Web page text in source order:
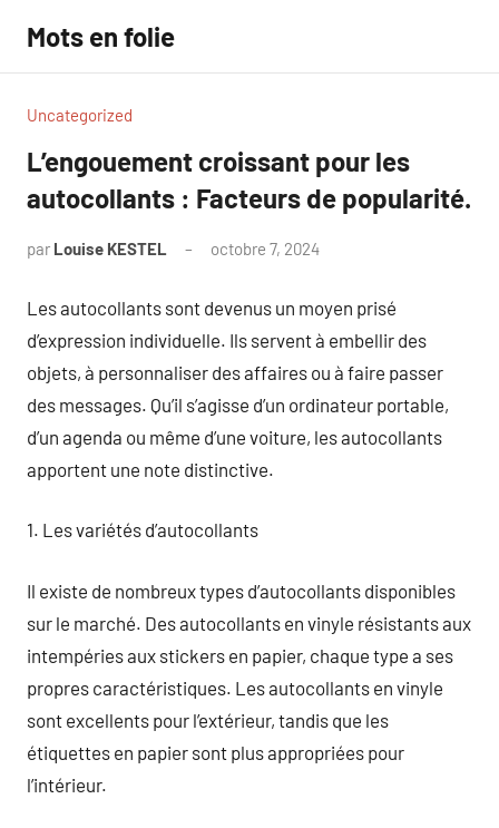
contenu
Mots en folie
Uncategorized
L’engouement croissant pour les
autocollants : Facteurs de popularité.
par Louise KESTEL octobre 7, 2024
Les autocollants sont devenus un moyen prisé
d’expression individuelle. Ils servent à embellir des
objets, à personnaliser des affaires ou à faire passer
des messages. Qu’il s’agisse d’un ordinateur portable,
d’un agenda ou même d’une voiture, les autocollants
apportent une note distinctive.
1. Les variétés d’autocollants
Il existe de nombreux types d’autocollants disponibles
sur le marché. Des autocollants en vinyle résistants aux
intempéries aux stickers en papier, chaque type a ses
propres caractéristiques. Les autocollants en vinyle
sont excellents pour l’extérieur, tandis que les
étiquettes en papier sont plus appropriées pour
l’intérieur.